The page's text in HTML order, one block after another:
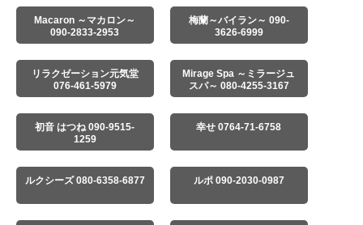
Macaron ～マカロン～
090-2833-2953
梅蘭～バイラン～ 090-
3626-6999
リラクゼーション元気堂
076-461-5979
Mirage Spa ～ミラージュ
スパ～ 080-4255-3167
初音 はつね 090-9515-
1259
幸せ 0764-71-6758
ルクシーズ 080-6358-6877 ルポ 090-2030-0987